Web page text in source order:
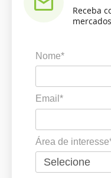
Receba
Nome*
Email*
Área de